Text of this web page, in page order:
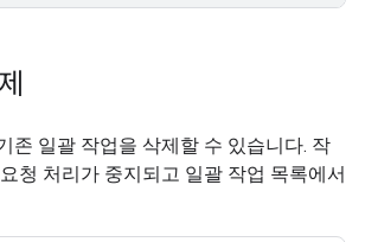
존 일괄 작업을 삭제할 수 있습니다. 작
청 처리가 중지되고 일괄 작업 목록에서